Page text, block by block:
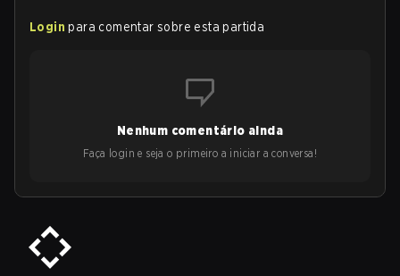
Login para comentar sobre esta partida
Nenhum comentário ainda
Faça login e seja o primeiro a iniciar a conversa!